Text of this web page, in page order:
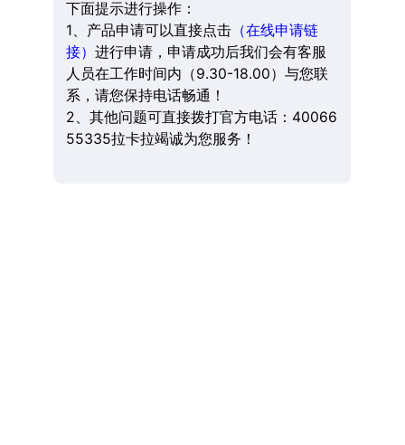
下面提示进行操作：
1、产品申请可以直接点击（在线申请链
接） 进行申请，申请成功后我们会有客服
人员在工作时间内（9.30-18.00）与您联
系，请您保持电话畅通！
2、其他问题可直接拨打官方电话：40066
55335拉卡拉竭诚为您服务！